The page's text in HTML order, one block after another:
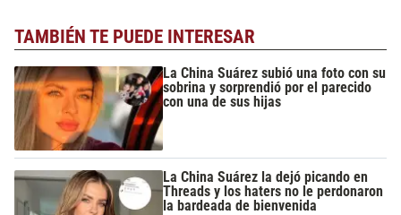
TAMBIÉN TE PUEDE INTERESAR
La China Suárez subió una foto con su
sobrina y sorprendió por el parecido
con una de sus hijas
La China Suárez la dejó picando en
Threads y los haters no le perdonaron
la bardeada de bienvenida